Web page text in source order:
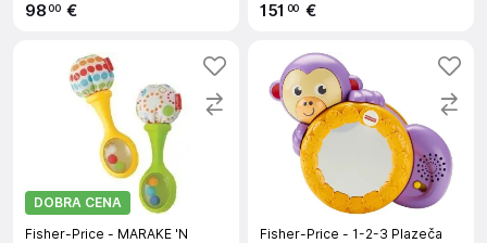
9800 € 151 00 €
DOBRA CENA
Fisher-Price - MARAKE 'N
Fisher-Price - 1-2-3 Plazeča